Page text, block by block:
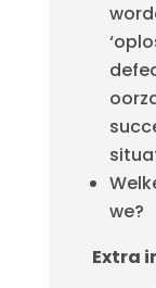
we?
Extra